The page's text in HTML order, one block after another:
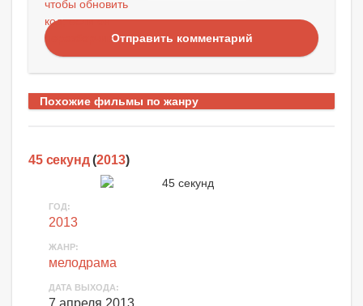
Отправить комментарий
Похожие фильмы по жанру
45 секунд(2013)
ГОД:
2013
ЖАНР:
мелодрама
ДАТА ВЫХОДА: